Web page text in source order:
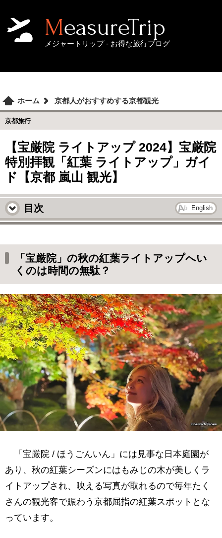
MeasureTrip
メジャートリップ - お得な旅行ブログ
ホーム 京都人がおすすめする京都観光
京都旅行
【宝厳院 ライトアップ 2024】宝厳院
特別拝観「紅葉 ライトアップ」ガイ
ド【京都 嵐山 観光】
目次 English
時間の無駄？
宝厳院の場所・行き方（アクセス方法）
2024年宝厳院 特別拝観 ライトアップの拝観料
と時間 / 時期と裏技
宝厳院の夜間拝観（ライトアップ）の入り口と
夜間拝観の服装
宝厳院 入り口のお店
鮮やかな彩りは必見！宝厳院の紅葉ライトアッ
プ
まだ緑色のもみじも
宝厳院の夜間拝観・ライトアップされた紅葉
宝厳院の夜間拝観（ライトアップ）・獅子吼の
庭
緑から赤へと移り変わる紅葉・一番の紅葉の見
頃
本堂襖絵の特別公開
「宝厳院」の秋の紅葉ライトアップへい
くのは時間の無駄？
「宝厳院 / ほうごんいん」には見事な日本庭園が
あり、秋の紅葉シーズンにはもみじの木が美しくラ
イトアップされ、映える写真が取れるので毎年たく
さんの観光客で賑わう京都屈指の紅葉スポットとな
っています。